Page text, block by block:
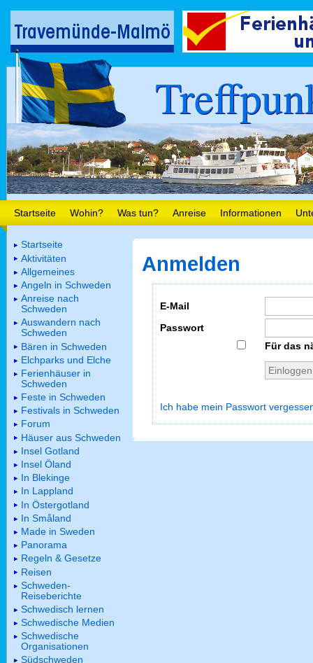
Startseite Wohin? Was tun? Anreise Informationen
Anmelden
E-Mail
Passwort
Für das
Ich habe mein Passwort
Startseite
Aktivitäten
Allgemeines
Angeln in Schweden
Anreise nach
Schweden
Auswandern nach
Schweden
Bären in Schweden
Elchparks und Elche
Ferienhäuser in
Schweden
Feste in Schweden
Festivals in Schweden
Forum
Häuser aus Schweden
Insel Gotland
Insel Öland
In Blekinge
In Lappland
In Östergotland
In Småland
Made in Sweden
Panorama
Regeln & Gesetze
Reisen
Schweden-
Reiseberichte
Schwedisch lernen
Schwedische Medien
Schwedische
Organisationen
Südschweden